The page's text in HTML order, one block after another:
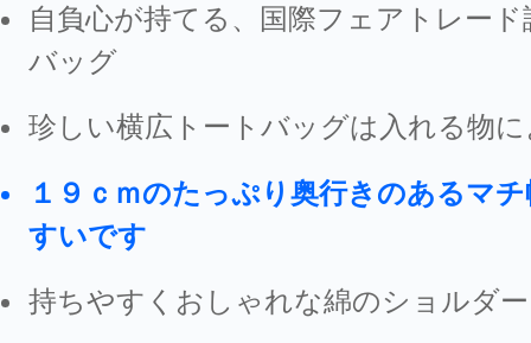
自負心が持てる、国際フェアトレー
バッグ
珍しい横広トートバッグは入れる物
１９ｃｍのたっぷり奥行きのあるマ
すいです
持ちやすくおしゃれな綿のショルダ